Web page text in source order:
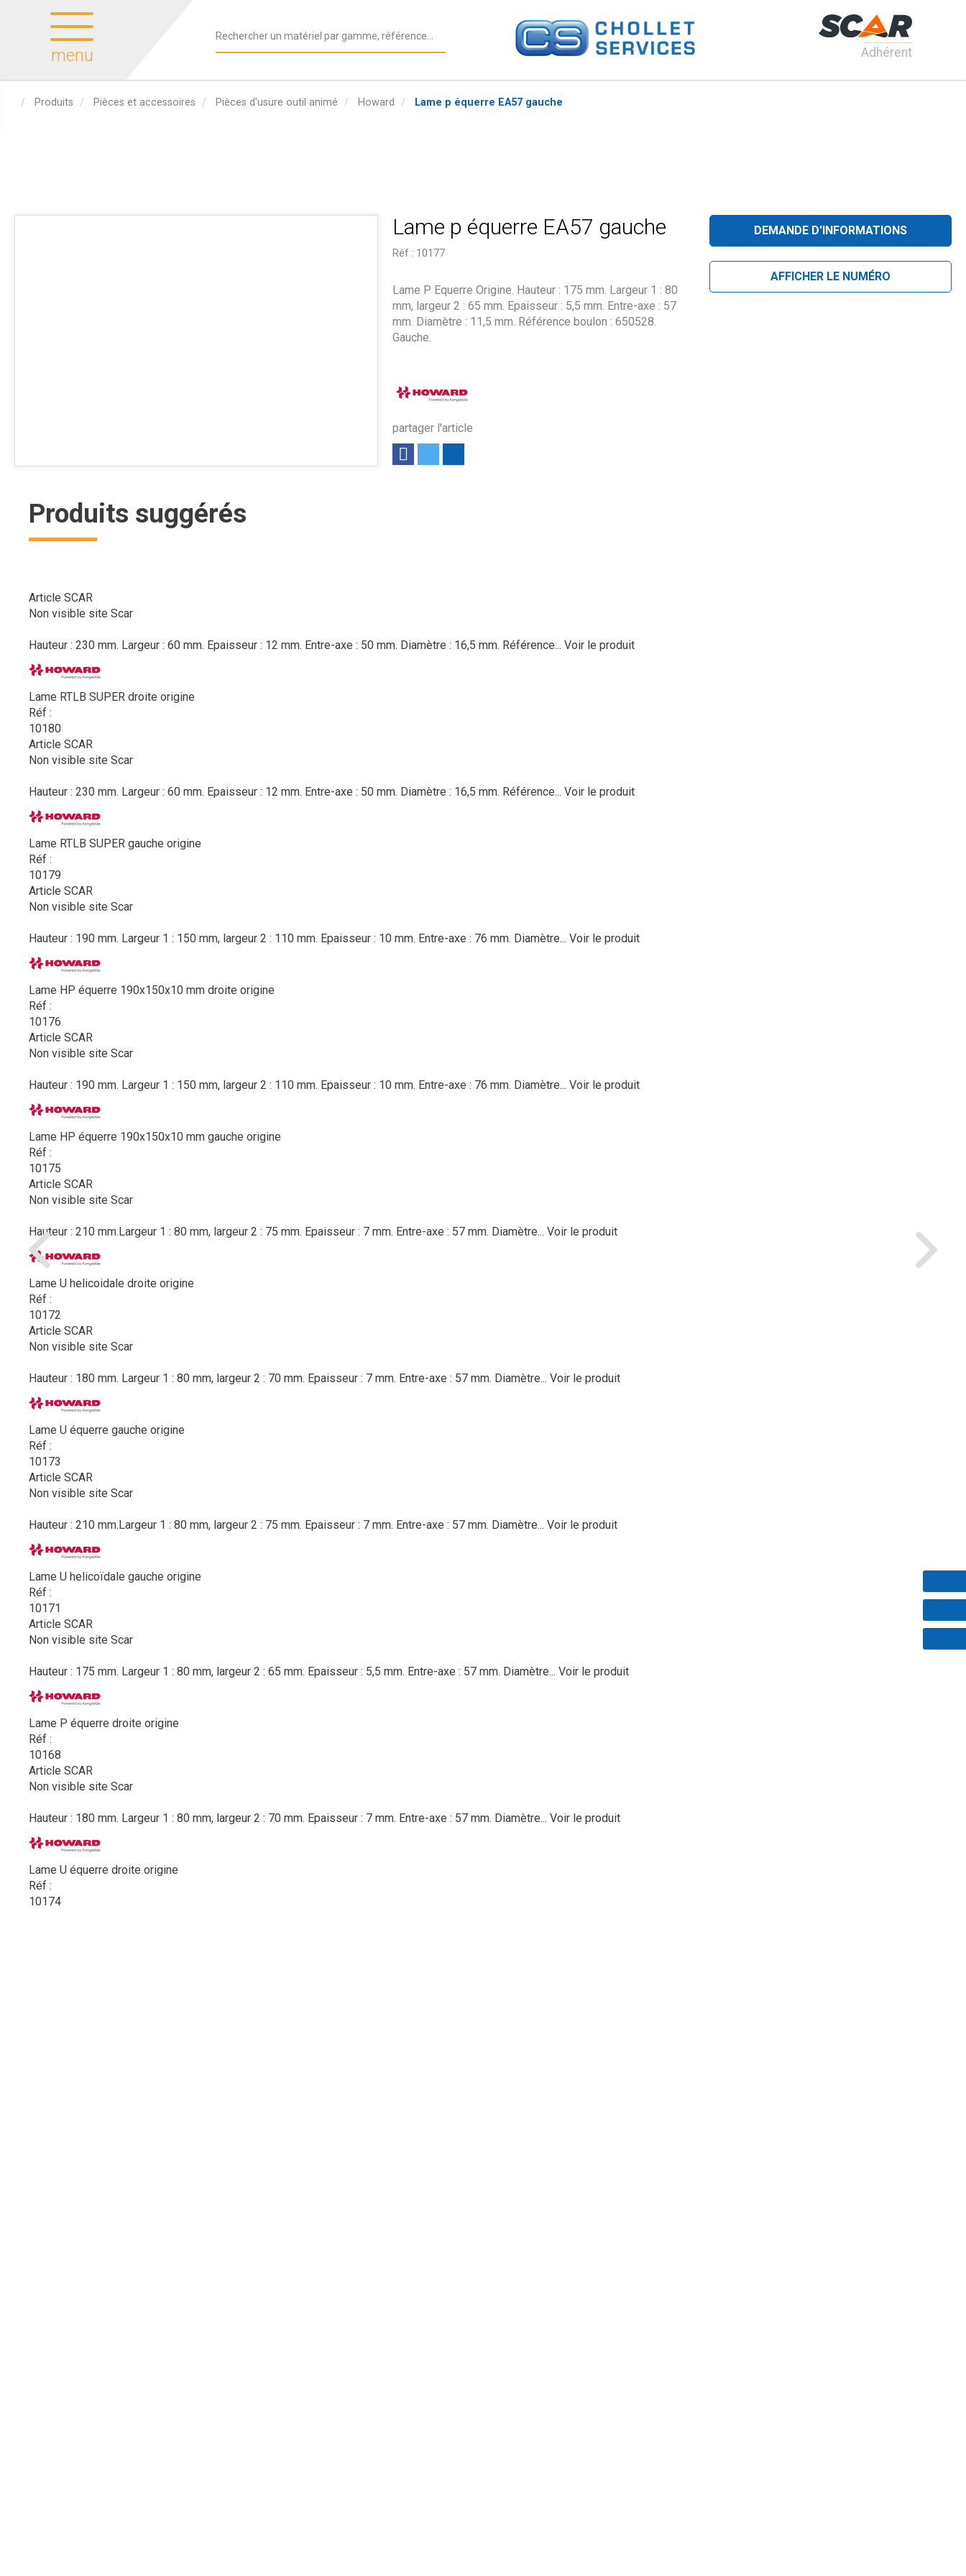
menu Adhérent
Produits Pièces et accessoires Pièces d'usure outil animé Howard Lame p équerre EA57 gauche
Lame p équerre EA57 gauche
Réf : 10177
partager l'article
Lame P Equerre Origine. Hauteur : 175 mm. Largeur 1 : 80
mm, largeur 2 : 65 mm. Epaisseur : 5,5 mm. Entre-axe : 57
mm. Diamètre : 11,5 mm. Référence boulon : 650528.
Gauche.
DEMANDE D'INFORMATIONS
AFFICHER LE NUMÉRO
Produits suggérés
Article SCAR
Non visible site Scar
Hauteur : 230 mm. Largeur : 60 mm. Epaisseur : 12 mm. Entre-axe : 50 mm. Diamètre : 16,5 mm. Référence... Voir le produit
Lame RTLB SUPER droite origine
Réf :
10180
Article SCAR
Non visible site Scar
Hauteur : 230 mm. Largeur : 60 mm. Epaisseur : 12 mm. Entre-axe : 50 mm. Diamètre : 16,5 mm. Référence... Voir le produit
Lame RTLB SUPER gauche origine
Réf :
10179
Article SCAR
Non visible site Scar
Hauteur : 190 mm. Largeur 1 : 150 mm, largeur 2 : 110 mm. Epaisseur : 10 mm. Entre-axe : 76 mm. Diamètre... Voir le produit
Lame HP équerre 190x150x10 mm droite origine
Réf :
10176
Article SCAR
Non visible site Scar
Hauteur : 190 mm. Largeur 1 : 150 mm, largeur 2 : 110 mm. Epaisseur : 10 mm. Entre-axe : 76 mm. Diamètre... Voir le produit
Lame HP équerre 190x150x10 mm gauche origine
Réf :
10175
Article SCAR
Non visible site Scar
Hauteur : 210 mm.Largeur 1 : 80 mm, largeur 2 : 75 mm. Epaisseur : 7 mm. Entre-axe : 57 mm. Diamètre... Voir le produit
Lame U helicoidale droite origine
Réf :
10172
Article SCAR
Non visible site Scar
Hauteur : 180 mm. Largeur 1 : 80 mm, largeur 2 : 70 mm. Epaisseur : 7 mm. Entre-axe : 57 mm. Diamètre... Voir le produit
Lame U équerre gauche origine
Réf :
10173
Article SCAR
Non visible site Scar
Hauteur : 210 mm.Largeur 1 : 80 mm, largeur 2 : 75 mm. Epaisseur : 7 mm. Entre-axe : 57 mm. Diamètre... Voir le produit
Lame U helicoïdale gauche origine
Réf :
10171
Article SCAR
Non visible site Scar
Hauteur : 175 mm. Largeur 1 : 80 mm, largeur 2 : 65 mm. Epaisseur : 5,5 mm. Entre-axe : 57 mm. Diamètre... Voir le produit
Lame P équerre droite origine
Réf :
10168
Article SCAR
Non visible site Scar
Hauteur : 180 mm. Largeur 1 : 80 mm, largeur 2 : 70 mm. Epaisseur : 7 mm. Entre-axe : 57 mm. Diamètre... Voir le produit
Lame U équerre droite origine
Réf :
10174